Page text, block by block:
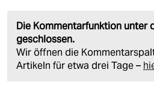
Die Kommentarfunktion unter
geschlossen.
Wir öffnen die
Artikeln für etwa drei Tage –